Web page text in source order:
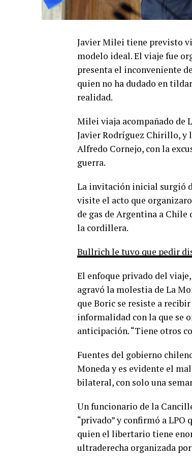
Javier Milei tiene previsto
modelo ideal. El viaje fue
presenta el inconveniente
quien no ha dudado en
realidad.
Milei viaja acompañado de
Javier Rodríguez Chirillo, y
Alfredo Cornejo, con la
guerra.
La invitación inicial surgió
visite el acto que
de gas de Argentina a Chile
la cordillera.
Bullrich le tuvo que pedir
El enfoque privado del
agravó la molestia de La
que Boric se resiste a
informalidad con la que se
anticipación. “Tiene otros
Fuentes del gobierno
Moneda y es evidente el
bilateral, con solo una
Un funcionario de la
“privado” y confirmó a
quien el libertario tiene
ultraderecha organizada